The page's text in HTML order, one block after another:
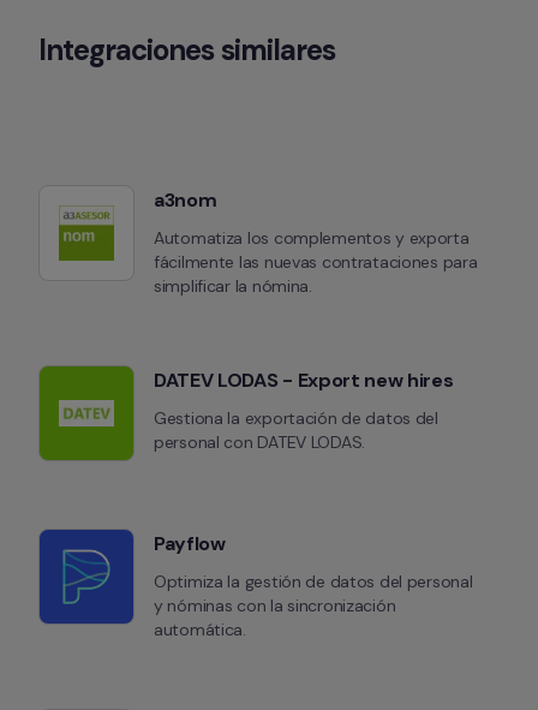
Integraciones similares
a3nom
Automatiza los complementos y exporta
fácilmente las nuevas contrataciones para
simplificar la nómina.
DATEV LODAS - Export new hires
Gestiona la exportación de datos del
personal con DATEV LODAS.
Payflow
Optimiza la gestión de datos del personal
y nóminas con la sincronización
automática.